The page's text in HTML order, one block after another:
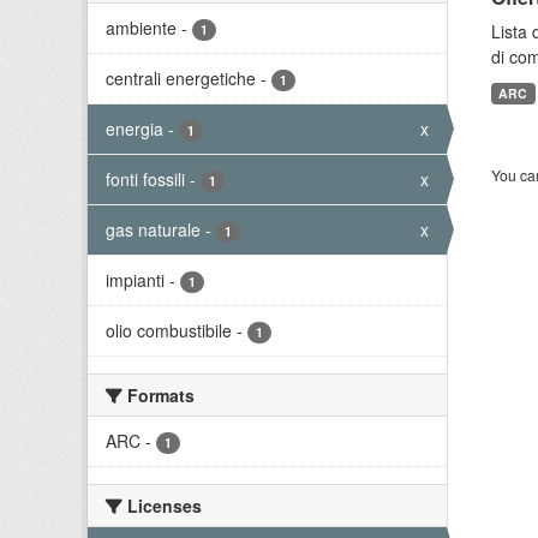
ambiente - 1
centrali energetiche - 1
energia - 1 x
fonti fossili - 1 x
gas naturale - 1 x
impianti - 1
olio combustibile - 1
Formats
ARC - 1
Licenses
Lista
di
ARC
You